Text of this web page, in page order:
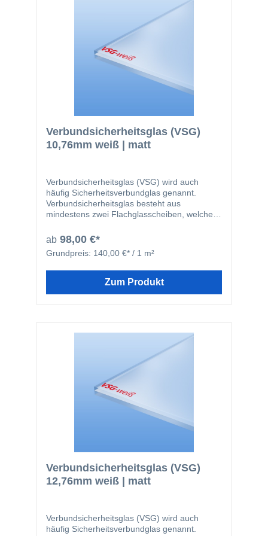
Verbundsicherheitsglas (VSG)
10,76mm weiß | matt
Verbundsicherheitsglas (VSG) wird auch
häufig Sicherheitsverbundglas genannt.
Verbundsicherheitsglas besteht aus
mindestens zwei Flachglasscheiben, welche
zähelastische Folien miteinander verbunden
werden. Durch die Folie werden Verletzungen
bei Bruch der Scheiben deutlich verringert, da
bleiben. Unsere Verbundsicherheitsgläser
ab 98,00 €*
Grundpreis: 140,00 €* / 1 m²
Zum Produkt
Verbundsicherheitsglas (VSG)
12,76mm weiß | matt
Verbundsicherheitsglas (VSG) wird auch
häufig Sicherheitsverbundglas genannt.